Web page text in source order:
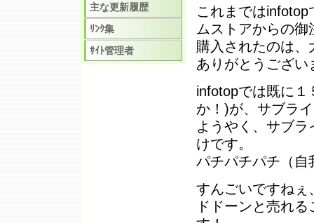
これまでは
ムストアからの御
購入されたのは、
ありがとうござい
infotopでは既に
か！)が、サブラ
ようやく、サブ
けです。
パチパチパチ（自
すんごいですねぇ
ドドーンと売れ
主な更新履歴
ﾘﾝｸ集
ｻｲﾄ管理者